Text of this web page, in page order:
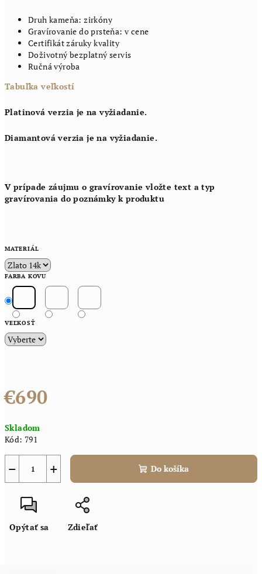
Druh kameňa: zirkóny
Gravírovanie do prsteňa: v cene
Certifikát záruky kvality
Doživotný bezplatný servis
Ručná výroba
Tabuľka veľkostí
Platinová verzia je na vyžiadanie.
Diamantová verzia je na vyžiadanie.
V prípade záujmu o gravírovanie vložte text a typ
gravírovania do poznámky k produktu
MATERIÁL
FARBA KOVU
VEĽKOSŤ
€690
cena:
Skladom
Kód: 791
+
− Do košíka
Opýtať sa Zdieľať